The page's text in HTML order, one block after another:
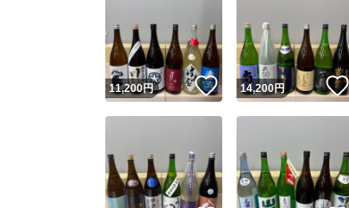
11,200円 いいね！
14,200円